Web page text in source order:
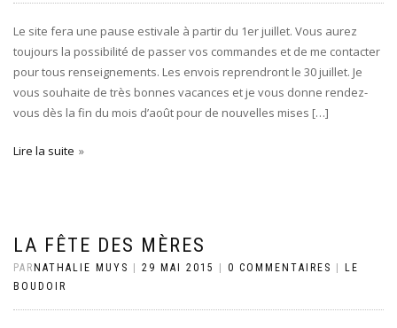
Le site fera une pause estivale à partir du 1er juillet. Vous aurez
toujours la possibilité de passer vos commandes et de me contacter
pour tous renseignements. Les envois reprendront le 30 juillet. Je
vous souhaite de très bonnes vacances et je vous donne rendez-
vous dès la fin du mois d’août pour de nouvelles mises […]
Lire la suite
LA FÊTE DES MÈRES
PAR NATHALIE MUYS 29 MAI 2015 0 COMMENTAIRES
LE
BOUDOIR